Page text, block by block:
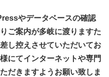
やデータベースの確認
ご案内が多岐に渡りますた
し控えさせていただいてお
にてインターネットや専門
だきますようお願い致しま